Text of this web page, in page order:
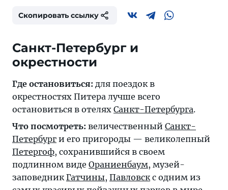
Скопировать ссылку
Санкт-Петербург и
окрестности
Где остановиться: для поездок в
окрестностях Питера лучше всего
остановиться в отелях Санкт-Петербурга.
Что посмотреть: величественный Санкт-
Петербург и его пригороды — великолепный
Петергоф, сохранившийся в своем
подлинном виде Ораниенбаум, музей-
заповедник Гатчины, Павловск с одним из